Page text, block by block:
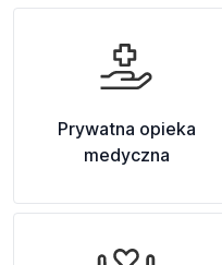
Prywatna opieka
medyczna